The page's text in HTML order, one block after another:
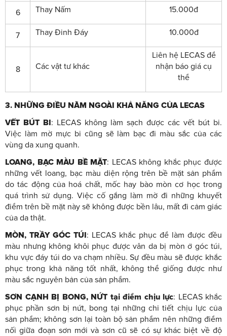
6 Thay Nấm 15.000đ
7 Thay Đinh Đáy 10.000đ
8 Các vật tư khác
Liên hệ LECAS để
nhận báo giá cụ
thể
3. NHỮNG ĐIỀU NẰM NGOÀI KHẢ NĂNG CỦA LECAS
VẾT BÚT BI: LECAS không làm sạch được các vết bút bi.
Việc làm mờ mực bi cũng sẽ làm bạc đi màu sắc của các
vùng da xung quanh.
LOANG, BẠC MÀU BỀ MẶT: LECAS không khắc phục được
những vết loang, bạc màu diện rộng trên bề mặt sản phẩm
do tác động của hoá chất, mốc hay bào mòn cơ học trong
quá trình sử dụng. Việc cố gắng làm mờ đi những khuyết
điểm trên bề mặt này sẽ không được bền lâu, mất đi cảm giác
của da thật.
MÒN, TRẦY GÓC TÚI: LECAS khắc phục để làm được đều
màu nhưng không khôi phục được vân da bị mòn ở góc túi,
khu vực đáy túi do va chạm nhiều. Sự đều màu sẽ được khắc
phục trong khả năng tốt nhất, không thể giống được như
màu sắc nguyên bản của sản phẩm.
SƠN CẠNH BỊ BONG, NỨT tại điểm chịu lực: LECAS khắc
phục phần sơn bị nứt, bong tại những chi tiết chịu lực của
sản phẩm; không sơn lại toàn bộ sản phẩm nên những điểm
nối giữa đoạn sơn mới và sơn cũ sẽ có sự khác biệt về độ